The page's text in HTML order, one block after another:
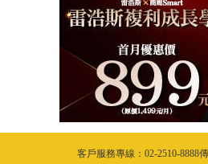
客戶服務專線：02-2510-8888